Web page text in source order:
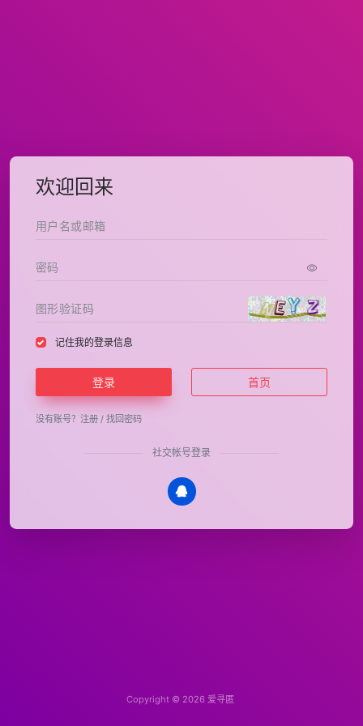
欢迎回来
记住我的登录信息
登录 首页
没有账号？ 注册 / 找回密码
社交帐号登录
Copyright © 2026 爱寻匿